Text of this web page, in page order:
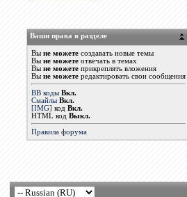
Ваши права в разделе
Выне можете создавать новые темы
Выне можете отвечать в темах
Выне можете прикреплять вложения
Выне можете редактировать свои сообщения
BB коды Вкл.
Смайлы Вкл.
[IMG] кодВкл.
HTML кодВыкл.
Правила форума